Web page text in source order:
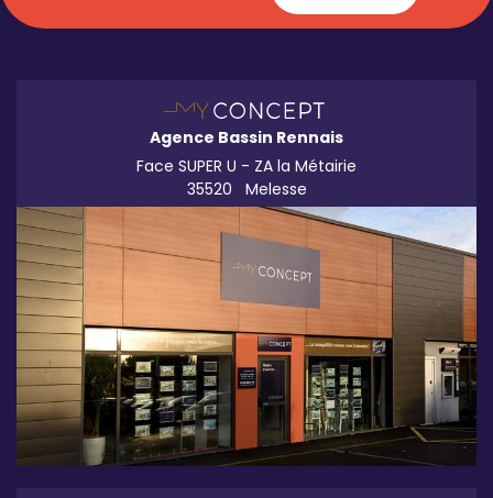
Agence Bassin Rennais
Face SUPER U - ZA la Métairie
35520
Melesse